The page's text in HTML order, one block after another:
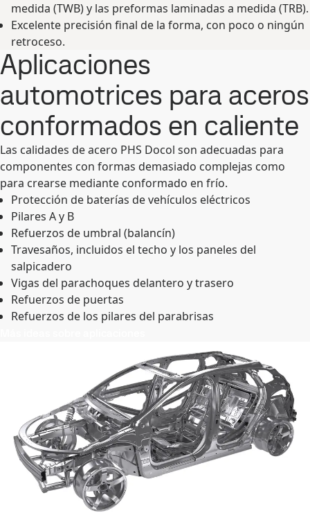
medida (TWB) y las preformas laminadas a medida (TRB).
Excelente precisión final de la forma, con poco o ningún
retroceso.
Aplicaciones
automotrices para aceros
conformados en caliente
Las calidades de acero PHS Docol son adecuadas para
componentes con formas demasiado complejas como
para crearse mediante conformado en frío.
Protección de baterías de vehículos eléctricos
Pilares A y B
Refuerzos de umbral (balancín)
Travesaños, incluidos el techo y los paneles del
salpicadero
Vigas del parachoques delantero y trasero
Refuerzos de puertas
Refuerzos de los pilares del parabrisas